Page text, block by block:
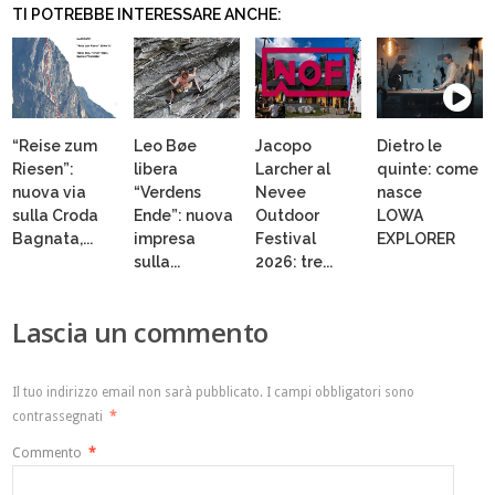
TI POTREBBE INTERESSARE ANCHE:
“Reise zum
Riesen”:
nuova via
sulla Croda
Bagnata,...
Leo Bøe
libera
“Verdens
Ende”: nuova
impresa
sulla...
Jacopo
Larcher al
Nevee
Outdoor
Festival
2026: tre...
Dietro le
quinte: come
nasce
LOWA
EXPLORER
Lascia un commento
Il tuo indirizzo email non sarà pubblicato. I campi obbligatori sono
contrassegnati *
Commento *